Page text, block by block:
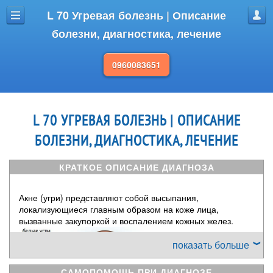
L 70 Угревая болезнь | Описание
болезни, диагностика, лечение
0960083651
L 70 УГРЕВАЯ БОЛЕЗНЬ | ОПИСАНИЕ
БОЛЕЗНИ, ДИАГНОСТИКА, ЛЕЧЕНИЕ
КРАТКОЕ ОПИСАНИЕ ДИАГНОЗА
Акне (угри) представляют собой высыпания,
локализующиеся главным образом на коже лица,
вызванные закупоркой и воспалением кожных желез.
показать больше